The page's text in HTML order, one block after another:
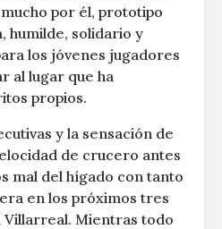
por él, prototipo
humilde, solidario y
los jóvenes jugadores
al lugar que ha
propios.
y la sensación de
de crucero antes
mal del hígado con tanto
en los próximos tres
Mientras todo